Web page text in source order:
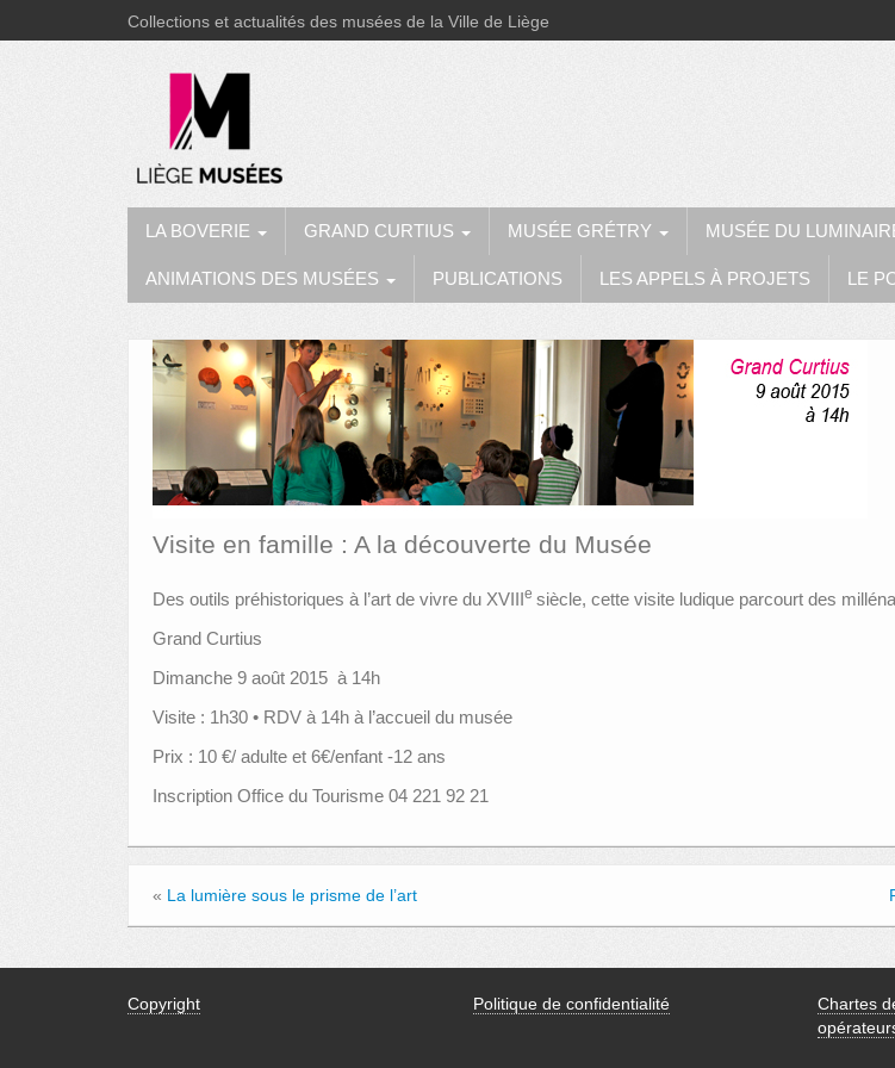
Collections et actualités des musées de la Ville de Liège
LA BOVERIE GRAND CURTIUS MUSÉE GRÉTRY MUSÉE DU
ANIMATIONS DES MUSÉES PUBLICATIONS LES APPELS À PROJETS LE
Visite en famille : A la découverte du Musée
Des outils préhistoriques à l’art de vivre du XVIIIe siècle, cette visite ludique parcourt des
Grand Curtius
Dimanche 9 août 2015 à 14h
Visite : 1h30 • RDV à 14h à l’accueil du musée
Prix : 10 €/ adulte et 6€/enfant -12 ans
Inscription Office du Tourisme 04 221 92 21
« La lumière sous le prisme de l’art
Copyright Politique de confidentialité
Chartes